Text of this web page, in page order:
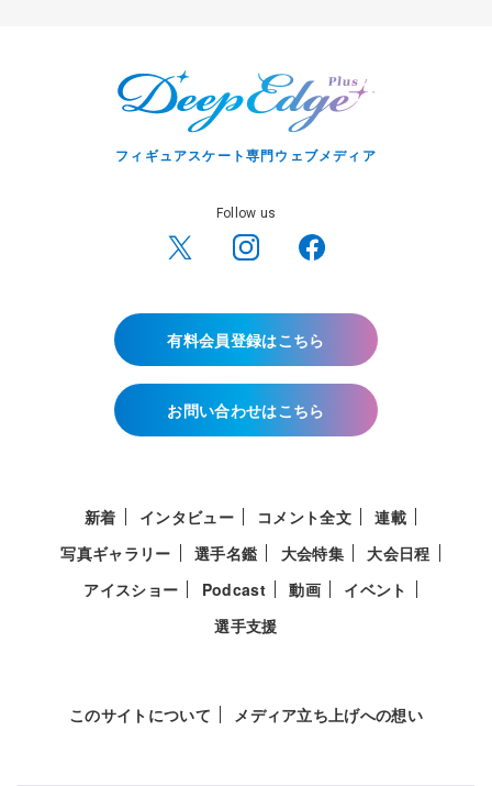
フィギュアスケート専門ウェブメディア
Follow us
有料会員登録はこちら
お問い合わせはこちら
新着 インタビュー コメント全文
連載
写真ギャラリー
選手名鑑 大会特集
大会日程
アイスショー
Podcast 動画
イベント
選手支援
このサイトについて メディア立ち上げへの想い